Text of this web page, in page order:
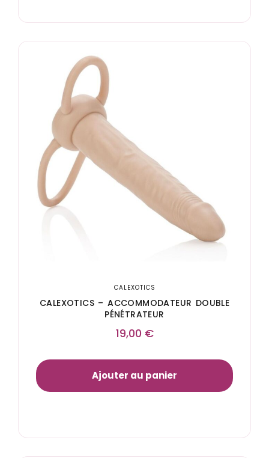
CALEXOTICS
CALEXOTICS – ACCOMMODATEUR DOUBLE
PÉNÉTRATEUR
19,00 €
Ajouter au panier